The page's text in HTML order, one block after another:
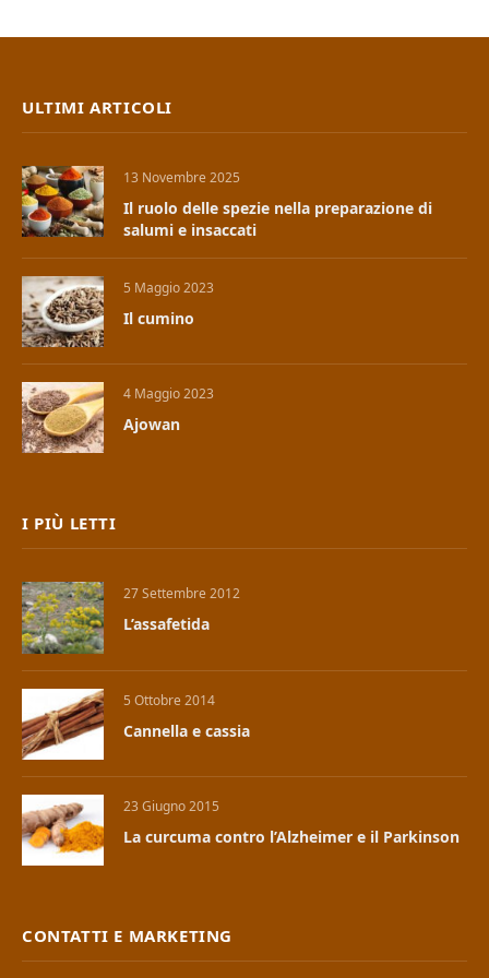
ULTIMI ARTICOLI
13 Novembre 2025
Il ruolo delle spezie nella preparazione di
salumi e insaccati
5 Maggio 2023
Il cumino
4 Maggio 2023
Ajowan
I PIÙ LETTI
27 Settembre 2012
L’assafetida
5 Ottobre 2014
Cannella e cassia
23 Giugno 2015
La curcuma contro l’Alzheimer e il Parkinson
CONTATTI E MARKETING